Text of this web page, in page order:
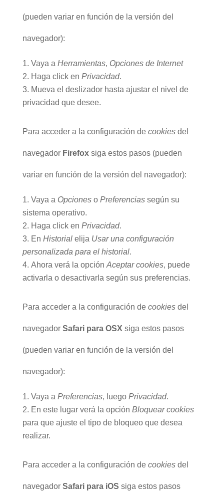
(pueden variar en función de la versión del
navegador):
Vaya a Herramientas, Opciones de Internet
Haga click en Privacidad.
Mueva el deslizador hasta ajustar el nivel de
privacidad que desee.
Para acceder a la configuración de cookiesdel
navegador Firefoxsiga estos pasos (pueden
variar en función de la versión del navegador):
Vaya a Opcioneso Preferenciassegún su
sistema operativo.
Haga click en Privacidad.
En Historialelija Usar una configuración
personalizada para el historial.
Ahora verá la opción Aceptar cookies, puede
activarla o desactivarla según sus preferencias.
Para acceder a la configuración de cookiesdel
navegador Safari para OSX siga estos pasos
(pueden variar en función de la versión del
navegador):
Vaya a Preferencias, luego Privacidad.
En este lugar verá la opción Bloquear cookies
para que ajuste el tipo de bloqueo que desea
realizar.
Para acceder a la configuración de cookiesdel
navegador Safari para iOS siga estos pasos